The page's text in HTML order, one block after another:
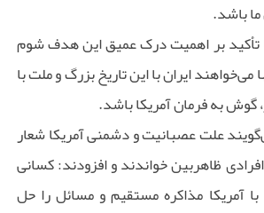
باشد.
تأکید بر اهمیت درک عمیق این هدف شوم
می‌خواهند ایران با این تاریخ بزرگ و ملت با
گوش به‌ فرمان آمریکا باشد.
علت عصبانیت و دشمنی آمریکا شعار
ظاهربین خواندند و افزودند: کسانی
آمریکا مذاکره مستقیم و مسائل را حل